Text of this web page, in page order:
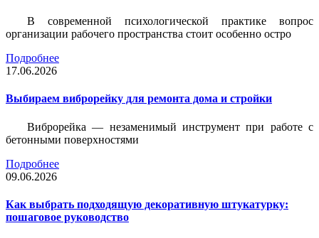
В современной психологической практике вопрос
организации рабочего пространства стоит особенно остро
Подробнее
17.06.2026
Выбираем виброрейку для ремонта дома и стройки
Виброрейка — незаменимый инструмент при работе с
бетонными поверхностями
Подробнее
09.06.2026
Как выбрать подходящую декоративную штукатурку:
пошаговое руководство